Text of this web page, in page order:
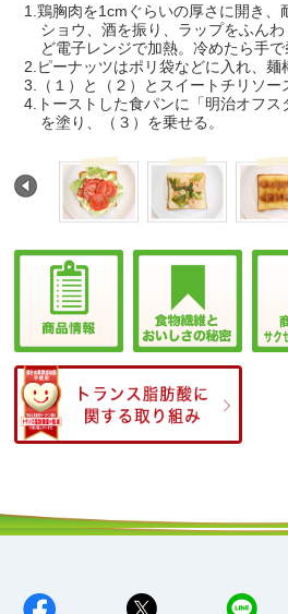
1.鶏胸肉を1cmぐらいの厚さに開き、
ショウ、酒を振り、ラップをふん
ど電子レンジで加熱。冷めたら手で
2.ピーナッツはポリ袋などに入れ、麺
3.（１）と（２）とスイートチリソー
4.トーストした食パンに「明治オフス
を塗り、（３）を乗せる。